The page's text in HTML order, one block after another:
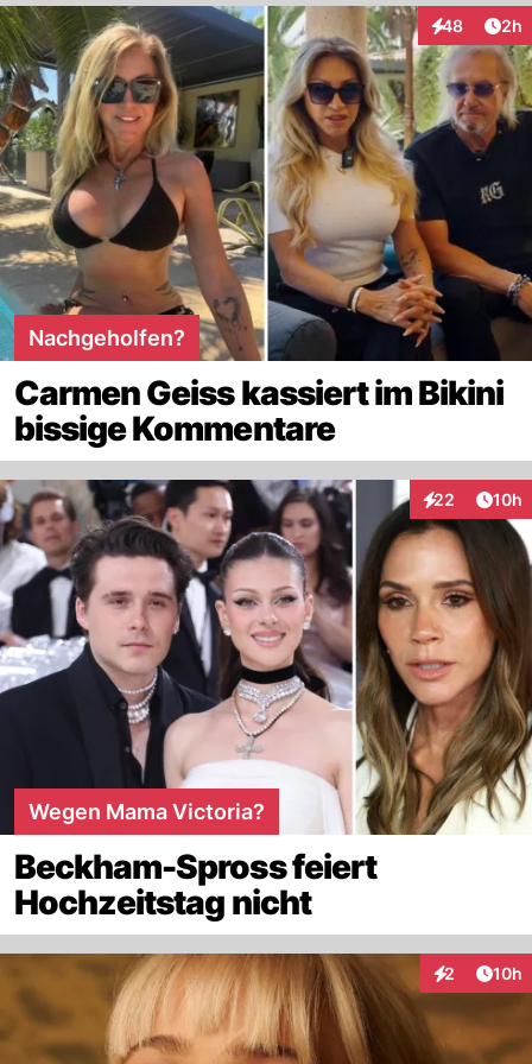
48
Interaktionen
2h
Nachgeholfen?
Carmen Geiss kassiert im Bikini
bissige Kommentare
22
Interaktionen
10h
Wegen Mama Victoria?
Beckham-Spross feiert
Hochzeitstag nicht
2
Interaktionen
10h